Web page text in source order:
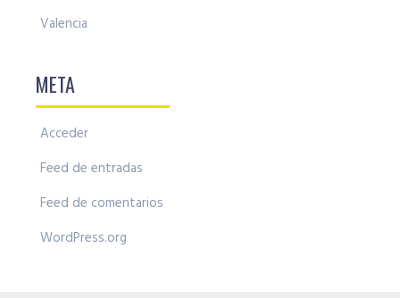
Valencia
META
Acceder
Feed de entradas
Feed de comentarios
WordPress.org